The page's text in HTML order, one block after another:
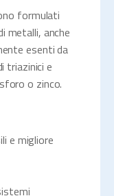
formulati
metalli, anche
esenti da
triazinici e
o zinco.
e migliore